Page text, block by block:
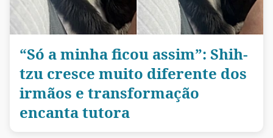
“Só a minha ficou assim”: Shih-
tzu cresce muito diferente dos
irmãos e transformação
encanta tutora